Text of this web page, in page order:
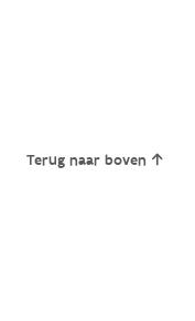
Terug naar boven